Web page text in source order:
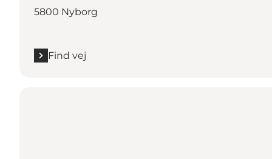
5800 Nyborg
Find vej